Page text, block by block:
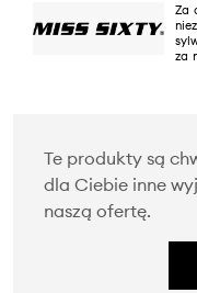
Za
za
Te produkty są
dla Ciebie inne
naszą ofertę.